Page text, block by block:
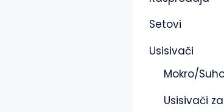
Setovi
Usisivači
Mokro/
Usisivači